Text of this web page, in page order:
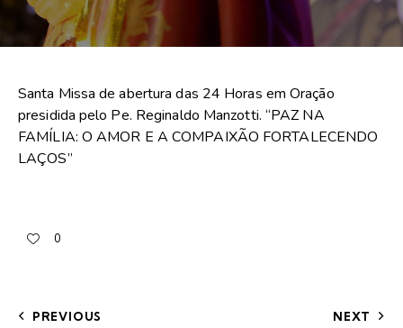
Santa Missa de abertura das 24 Horas em Oração
presidida pelo Pe. Reginaldo Manzotti. “PAZ NA
FAMÍLIA: O AMOR E A COMPAIXÃO FORTALECENDO
LAÇOS”
0
PREVIOUS NEXT